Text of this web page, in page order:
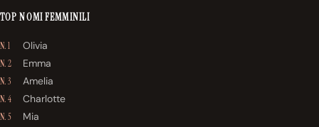
TOP NOMI FEMMINILI
N. 1 Olivia
N. 2 Emma
N. 3 Amelia
N. 4 Charlotte
N. 5 Mia